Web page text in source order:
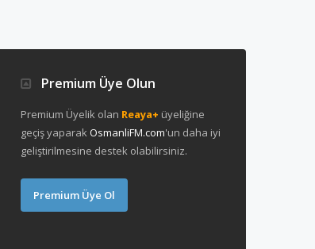
Premium Üye Olun
Premium Üyelik olan Reaya+ üyeliğine
geçiş yaparakOsmanliFM.com'un daha iyi
geliştirilmesine destek olabilirsiniz.
Premium Üye Ol